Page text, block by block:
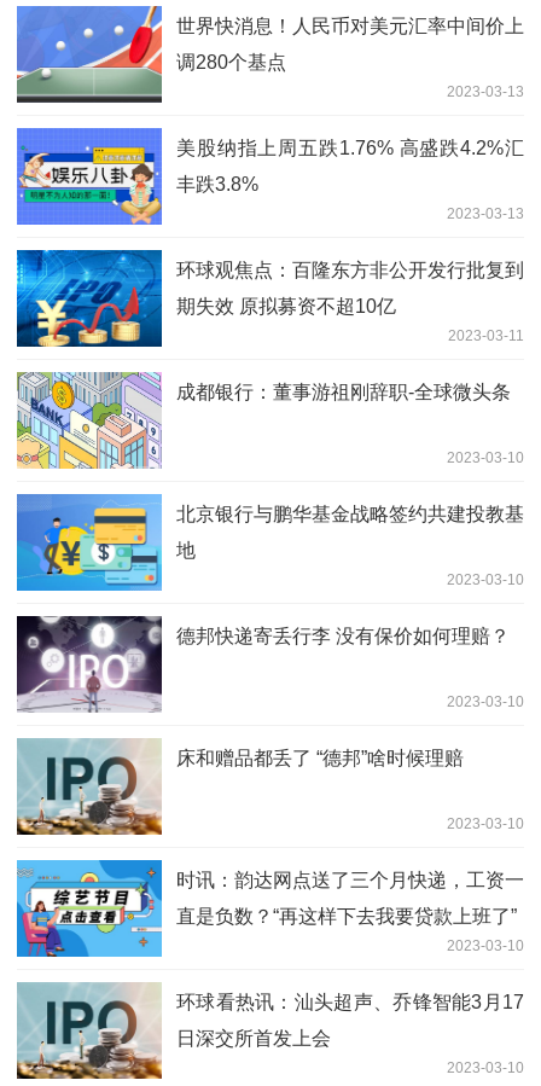
世界快消息！人民币对美元汇率中间价上
调280个基点
2023-03-13
美股纳指上周五跌1.76% 高盛跌4.2%汇
丰跌3.8%
2023-03-13
环球观焦点：百隆东方非公开发行批复到
期失效 原拟募资不超10亿
2023-03-11
成都银行：董事游祖刚辞职-全球微头条
2023-03-10
北京银行与鹏华基金战略签约共建投教基
地
2023-03-10
德邦快递寄丢行李 没有保价如何理赔？
2023-03-10
床和赠品都丢了 “德邦”啥时候理赔
2023-03-10
时讯：韵达网点送了三个月快递，工资一
直是负数？“再这样下去我要贷款上班了”
2023-03-10
环球看热讯：汕头超声、乔锋智能3月17
日深交所首发上会
2023-03-10